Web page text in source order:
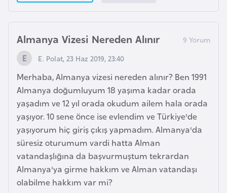
Almanya Vizesi Nereden Alınır
E. Polat, 23 Haz 2019, 23:40
Merhaba, Almanya vizesi nereden alınır? Ben 1991
Almanya doğumluyum 18 yaşıma kadar orada
yaşadım ve 12 yıl orada okudum ailem hala orada
yaşıyor. 10 sene önce ise evlendim ve Türkiye'de
yaşıyorum hiç giriş çıkış yapmadım. Almanya'da
süresiz oturumum vardi hatta Alman
vatandaşlığına da başvurmuştum tekrardan
Almanya'ya girme hakkım ve Alman vatandaşı
olabilme hakkım var mi?
i
y
a
G
a
n
a
G
i
n
e
B